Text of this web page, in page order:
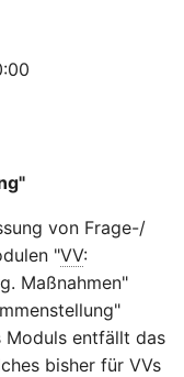
Tasks
Objects
management
administration
catalog
assignment
emails
von Frage-/
"VV:
Maßnahmen"
Moduls entfällt das
bisher für VVs